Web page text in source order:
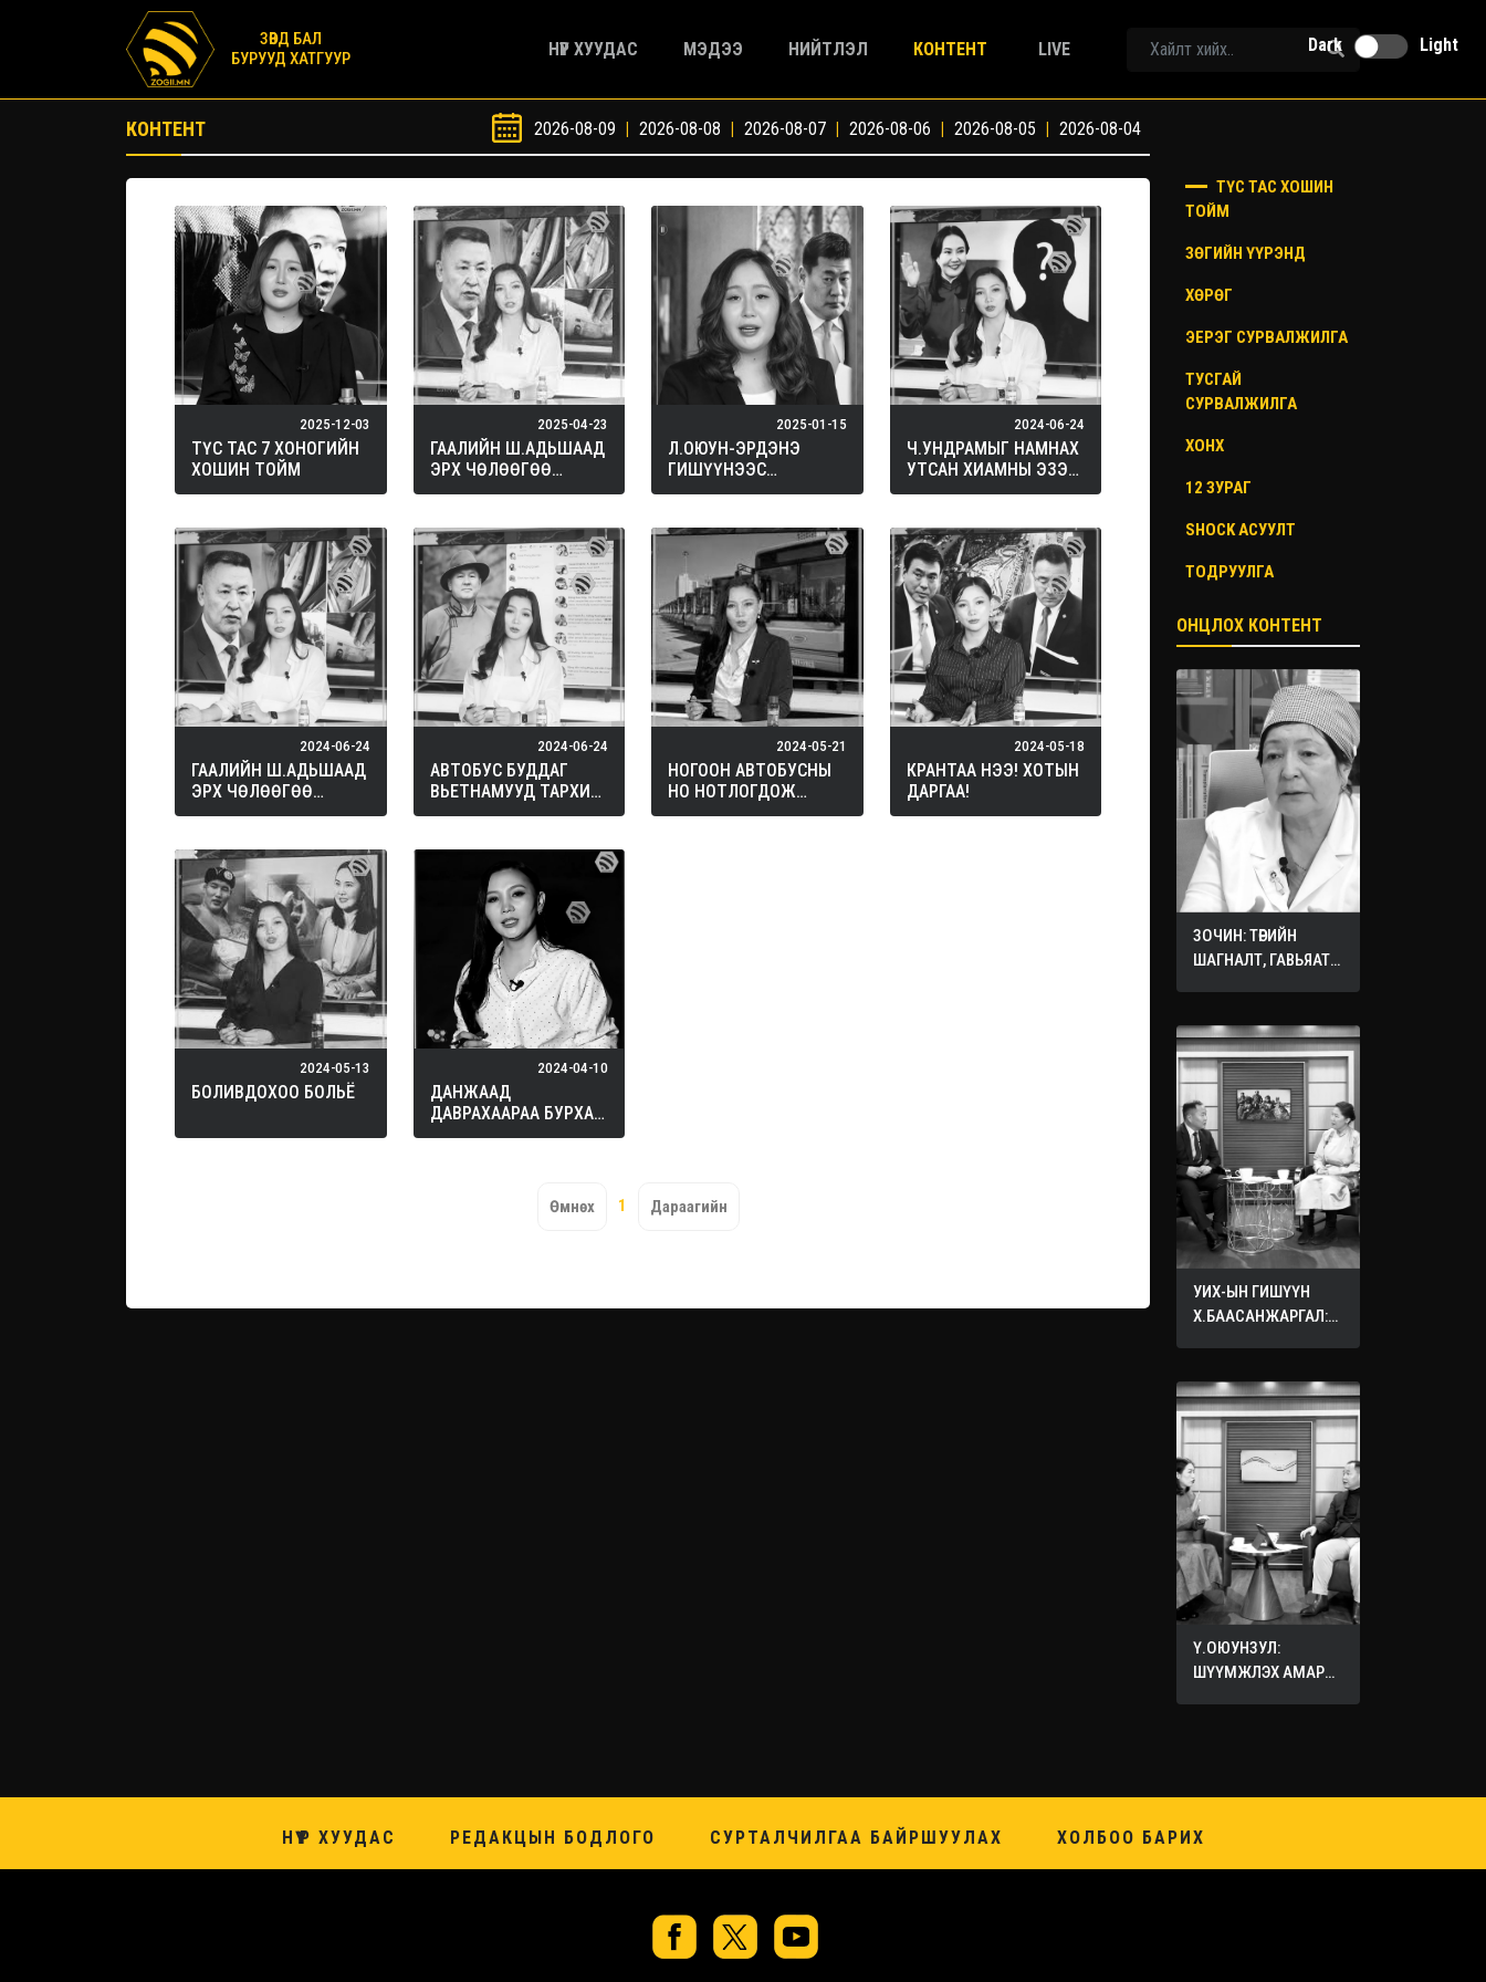
ЗӨВД БАЛ
БУРУУД ХАТГУУР
НҮҮР ХУУДАС МЭДЭЭ НИЙТЛЭЛ КОНТЕНТ LIVE Dark Light
КОНТЕНТ 2026-08-09 | 2026-08-08 | 2026-08-07 | 2026-08-06 | 2026-08-05 | 2026-08-04
2025-12-03
ТҮС ТАС 7 ХОНОГИЙН
ХОШИН ТОЙМ
2025-04-23
ГААЛИЙН Ш.АДЬШААД
ЭРХ ЧӨЛӨӨГӨӨ
ХУДАЛДАХ УУ?…
2025-01-15
Л.ОЮУН-ЭРДЭНЭ
ГИШҮҮНЭЭС
ТӨСӨӨЛӨХГҮЙГЭЭР
2024-06-24
Ч.УНДРАМЫГ НАМНАХ
УТСАН ХИАМНЫ ЭЗЭН
ХЭН БЭ?…
2024-06-24
ГААЛИЙН Ш.АДЬШААД
ЭРХ ЧӨЛӨӨГӨӨ
ХУДАЛДАХ УУ?…
2024-06-24
АВТОБУС БУДДАГ
ВЬЕТНАМУУД ТАРХИ
БУДАЖ БАЙНА УУ?…
2024-05-21
НОГООН АВТОБУСНЫ
НО НОТЛОГДОЖ
БАЙНА
2024-05-18
КРАНТАА НЭЭ! ХОТЫН
ДАРГАА!
2024-05-13
БОЛИВДОХОО БОЛЬЁ
2024-04-10
ДАНЖААД
ДАВРАХААРАА БУРХАН
ДЭЭР ГАРЧ СУУНА
Өмнөх 1 Дараагийн
ТҮС ТАС ХОШИН
ТОЙМ
ЗӨГИЙН ҮҮРЭНД
ХӨРӨГ
ЭЕРЭГ СУРВАЛЖИЛГА
ТУСГАЙ
СУРВАЛЖИЛГА
ХОНХ
12 ЗУРАГ
SHOCK АСУУЛТ
ТОДРУУЛГА
ОНЦЛОХ КОНТЕНТ
ЗОЧИН: ТӨРИЙН
ШАГНАЛТ, ГАВЬЯАТ
УИХ-ЫН ГИШҮҮН
Х.БААСАНЖАРГАЛ:
САЙХАН ЗҮЙЛЭЭ
БУСДЫН ХҮҮХДЭД
ХҮСЭЭРЭЙ
Ү.ОЮУНЗУЛ:
ШҮҮМЖЛЭХ АМАР
НҮҮР ХУУДАС РЕДАКЦЫН БОДЛОГО СУРТАЛЧИЛГАА БАЙРШУУЛАХ ХОЛБОО БАРИХ